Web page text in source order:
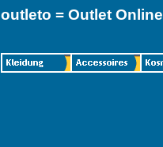
outleto = Outlet Online